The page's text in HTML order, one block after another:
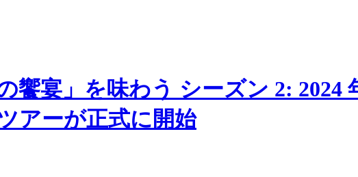
饗宴」を味わう シーズン 2:
アーが正式に開始